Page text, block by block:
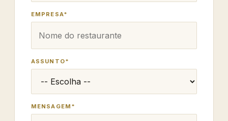
EMPRESA*
ASSUNTO*
MENSAGEM*